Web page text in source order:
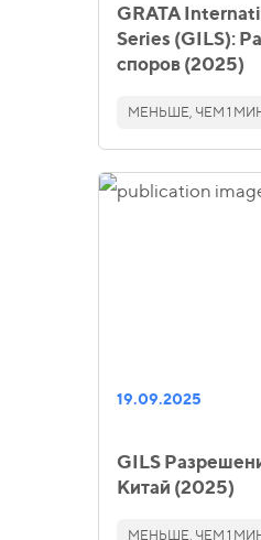
GRATA
Series (GILS):
споров (2025)
МЕНЬШЕ, ЧЕМ 1
19.09.2025
GILS
Китай (2025)
МЕНЬШЕ, ЧЕМ 1